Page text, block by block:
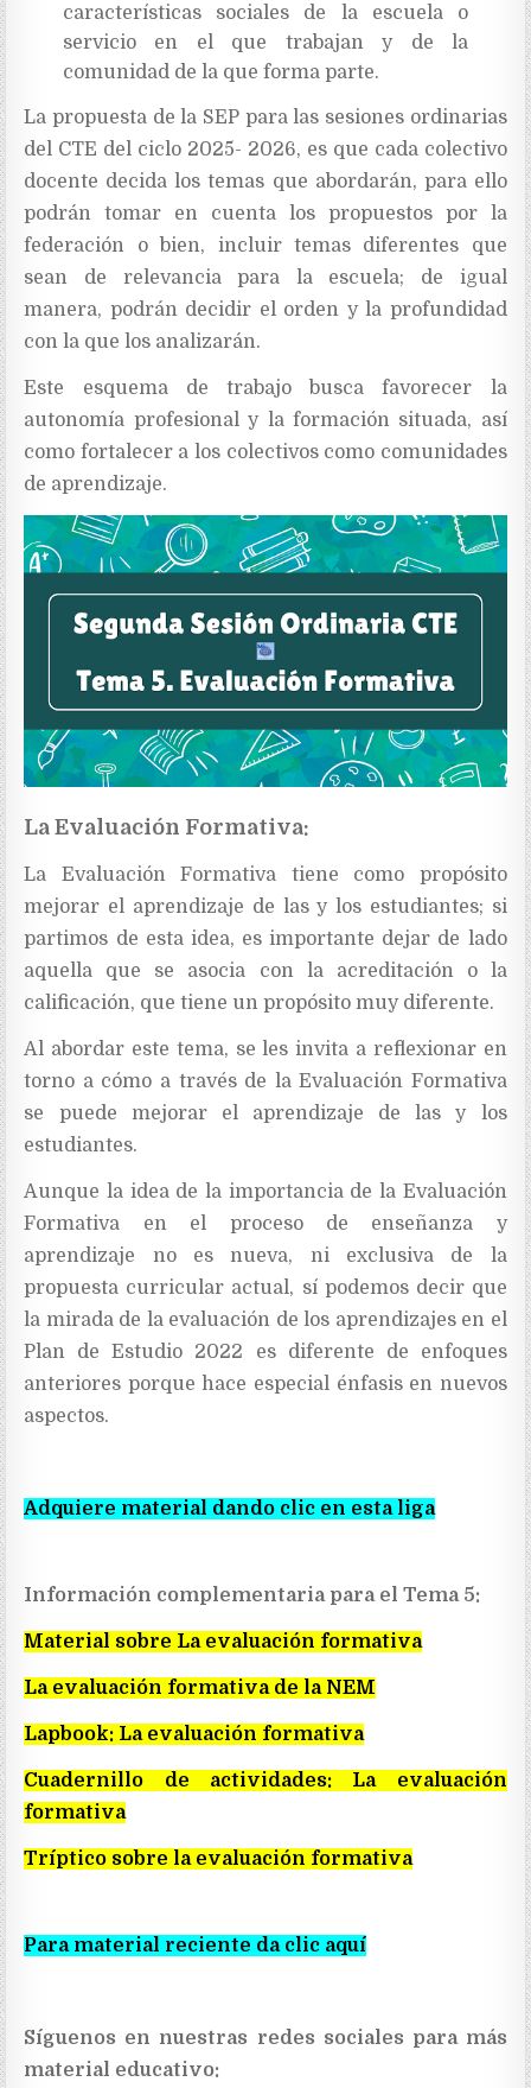
características sociales de la escuela o
servicio en el que trabajan y de la
comunidad de la que forma parte.
La propuesta de la SEP para las sesiones ordinarias
del CTE del ciclo 2025- 2026, es que cada colectivo
docente decida los temas que abordarán, para ello
podrán tomar en cuenta los propuestos por la
federación o bien, incluir temas diferentes que
sean de relevancia para la escuela; de igual
manera, podrán decidir el orden y la profundidad
con la que los analizarán.
Este esquema de trabajo busca favorecer la
autonomía profesional y la formación situada, así
como fortalecer a los colectivos como comunidades
de aprendizaje.
La Evaluación Formativa:
La Evaluación Formativa tiene como propósito
mejorar el aprendizaje de las y los estudiantes; si
partimos de esta idea, es importante dejar de lado
aquella que se asocia con la acreditación o la
calificación, que tiene un propósito muy diferente.
Al abordar este tema, se les invita a reflexionar en
torno a cómo a través de la Evaluación Formativa
se puede mejorar el aprendizaje de las y los
estudiantes.
Aunque la idea de la importancia de la Evaluación
Formativa en el proceso de enseñanza y
aprendizaje no es nueva, ni exclusiva de la
propuesta curricular actual, sí podemos decir que
la mirada de la evaluación de los aprendizajes en el
Plan de Estudio 2022 es diferente de enfoques
anteriores porque hace especial énfasis en nuevos
aspectos.
Adquiere material dando clic en esta liga
Información complementaria para el Tema 5:
Material sobre La evaluación formativa
La evaluación formativa de la NEM
Lapbook: La evaluación formativa
Cuadernillo de actividades: La evaluación
formativa
Tríptico sobre la evaluación formativa
Para material reciente da clic aquí
Síguenos en nuestras redes sociales para más
material educativo: